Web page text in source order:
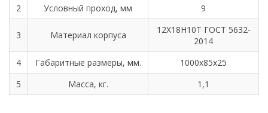
2 Условный проход, мм 9
3 Материал корпуса
12Х18Н10Т ГОСТ 5632-
2014
4
Габаритные размеры, мм.
1000х85х25
5
Масса, кг. 1,1